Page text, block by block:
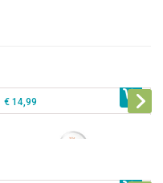
€ 14,99
Sophie de giraf Baby Seat & Play
IEUF